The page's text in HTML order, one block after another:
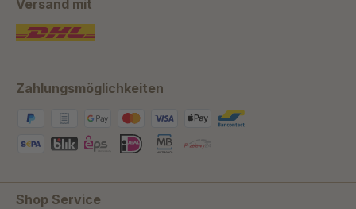
Versand mit
Zahlungsmöglichkeiten
Shop Service